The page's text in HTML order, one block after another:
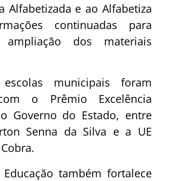
Alfabetizada e ao Alfabetiza
continuadas para
dos materiais
municipais foram
o Prêmio Excelência
Governo do Estado, entre
Senna da Silva e a UE
também fortalece